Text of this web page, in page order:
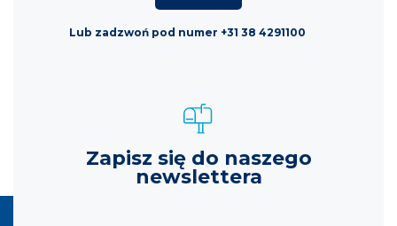
Lub zadzwoń pod numer +31 38 4291100
Zapisz się do naszego
newslettera